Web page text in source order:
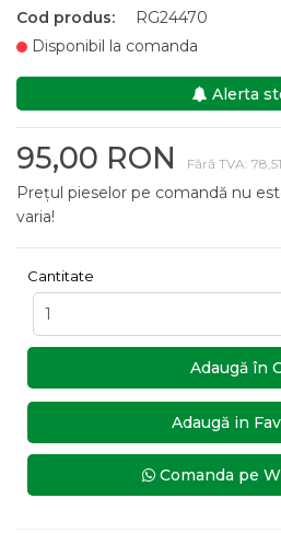
Cod produs:
RG24470
Disponibil la comanda
Alerta
95,00 RON Fără TVA:
Prețul pieselor pe comandă nu
varia!
Cantitate
Adaugă în
Adaugă in
Comanda pe